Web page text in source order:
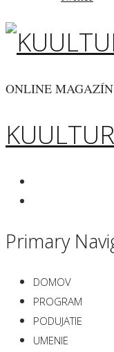
ONLINE MAGAZÍN
Primary
DOMOV
PROGRAM
PODUJATIE
UMENIE